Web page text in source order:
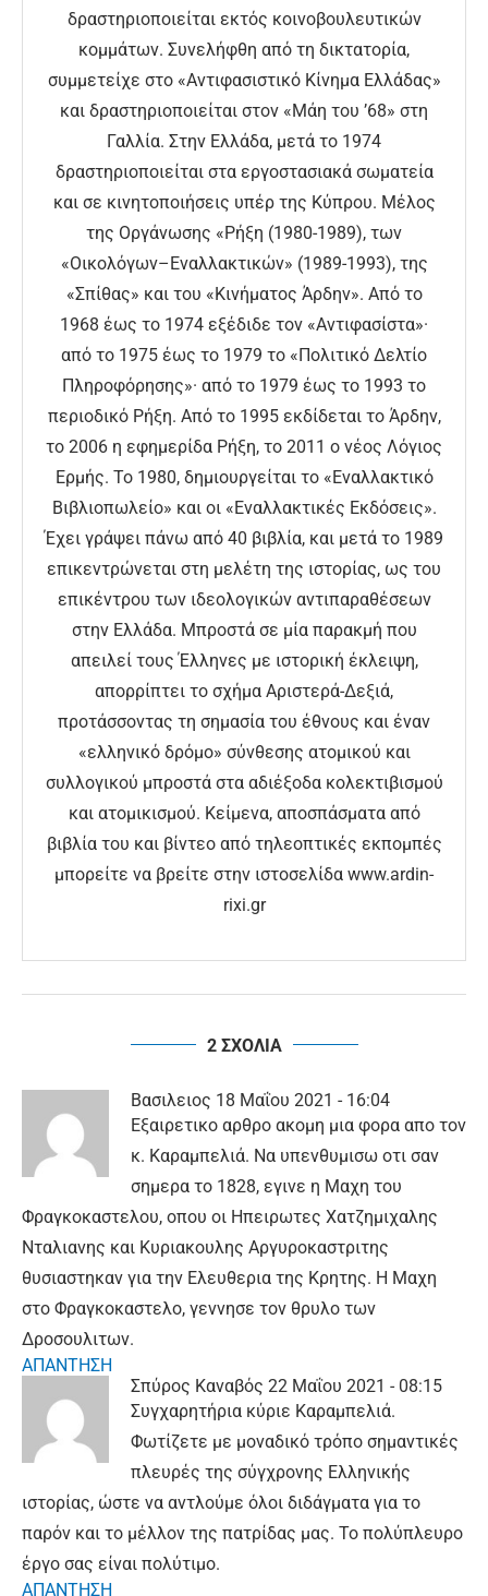
δραστηριοποιείται εκτός κοινοβουλευτικών
κομμάτων. Συνελήφθη από τη δικτατορία,
συμμετείχε στο «Αντιφασιστικό Κίνημα Ελλάδας»
και δραστηριοποιείται στον «Μάη του ’68» στη
Γαλλία. Στην Ελλάδα, μετά το 1974
δραστηριοποιείται στα εργοστασιακά σωματεία
και σε κινητοποιήσεις υπέρ της Κύπρου. Μέλος
της Οργάνωσης «Ρήξη (1980-1989), των
«Οικολόγων–Εναλλακτικών» (1989-1993), της
«Σπίθας» και του «Κινήματος Άρδην». Από το
1968 έως το 1974 εξέδιδε τον «Αντιφασίστα»·
από το 1975 έως το 1979 το «Πολιτικό Δελτίο
Πληροφόρησης»· από το 1979 έως το 1993 το
περιοδικό Ρήξη. Από το 1995 εκδίδεται το Άρδην,
το 2006 η εφημερίδα Ρήξη, το 2011 ο νέος Λόγιος
Ερμής. Το 1980, δημιουργείται το «Εναλλακτικό
Βιβλιοπωλείο» και οι «Εναλλακτικές Εκδόσεις».
Έχει γράψει πάνω από 40 βιβλία, και μετά το 1989
επικεντρώνεται στη μελέτη της ιστορίας, ως του
επικέντρου των ιδεολογικών αντιπαραθέσεων
στην Ελλάδα. Μπροστά σε μία παρακμή που
απειλεί τους Έλληνες με ιστορική έκλειψη,
απορρίπτει το σχήμα Αριστερά-Δεξιά,
προτάσσοντας τη σημασία του έθνους και έναν
«ελληνικό δρόμο» σύνθεσης ατομικού και
συλλογικού μπροστά στα αδιέξοδα κολεκτιβισμού
και ατομικισμού. Κείμενα, αποσπάσματα από
βιβλία του και βίντεο από τηλεοπτικές εκπομπές
μπορείτε να βρείτε στην ιστοσελίδα www.ardin-
rixi.gr
2 ΣΧΟΛΙΑ
Βασιλειος 18 Μαΐου 2021 - 16:04
Εξαιρετικο αρθρο ακομη μια φορα απο τον
κ. Καραμπελιά. Να υπενθυμισω οτι σαν
σημερα το 1828, εγινε η Μαχη του
Φραγκοκαστελου, οπου οι Ηπειρωτες Χατζημιχαλης
Νταλιανης και Κυριακουλης Αργυροκαστριτης
θυσιαστηκαν για την Ελευθερια της Κρητης. Η Μαχη
στο Φραγκοκαστελο, γεννησε τον θρυλο των
Δροσουλιτων.
ΑΠΑΝΤΗΣΗ
Σπύρος Καναβός 22 Μαΐου 2021 - 08:15
Συγχαρητήρια κύριε Καραμπελιά.
Φωτίζετε με μοναδικό τρόπο σημαντικές
πλευρές της σύγχρονης Ελληνικής
ιστορίας, ώστε να αντλούμε όλοι διδάγματα για το
παρόν και το μέλλον της πατρίδας μας. Το πολύπλευρο
έργο σας είναι πολύτιμο.
ΑΠΑΝΤΗΣΗ